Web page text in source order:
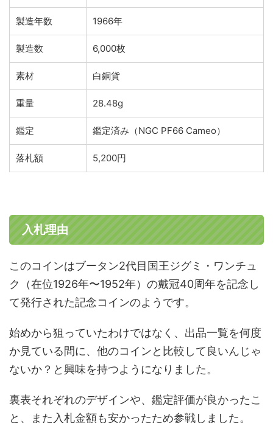
製造年数 1966年
製造数 6,000枚
素材 白銅貨
重量 28.48g
鑑定 鑑定済み（NGC PF66 Cameo）
落札額 5,200円
入札理由
このコインはブータン2代目国王ジグミ・ワンチュ
ク（在位1926年〜1952年）の戴冠40周年を記念し
て発行された記念コインのようです。
始めから狙っていたわけではなく、出品一覧を何度
か見ている間に、他のコインと比較して良いんじゃ
ないか？と興味を持つようになりました。
裏表それぞれのデザインや、鑑定評価が良かったこ
と、また入札金額も安かったため参戦しました。